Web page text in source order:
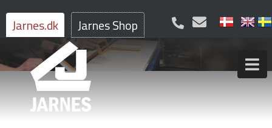
Jarnes.dk Jarnes Shop